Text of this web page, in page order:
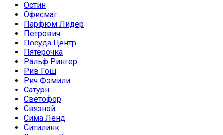
Остин
Офисмаг
Парфюм Лидер
Петрович
Посуда Центр
Пятерочка
Ральф Рингер
Рив Гош
Рич Фэмили
Сатурн
Светофор
Связной
Сима Ленд
Ситилинк